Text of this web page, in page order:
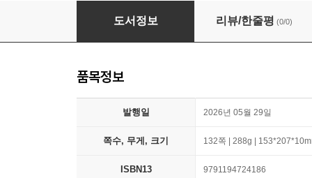
나에게 다정해지는 시간
도서정보 리뷰/한줄평 (0/0)
품목정보
발행일 2026년 05월 29일
쪽수, 무게, 크기 132쪽 | 288g |
ISBN13 9791194724186